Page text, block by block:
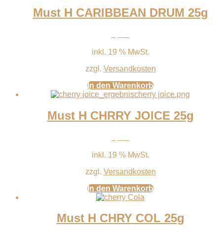
Must H CARIBBEAN DRUM 25g
inkl. 19 % MwSt.
zzgl. Versandkosten
In den Warenkorb
Must H CHRRY JOICE 25g
inkl. 19 % MwSt.
zzgl. Versandkosten
In den Warenkorb
Must H CHRY COL 25g